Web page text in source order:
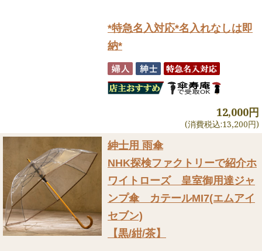
*特急名入対応*名入れなしは即
納*
12,000円
(消費税込:13,200円)
紳士用 雨傘
NHK探検ファクトリーで紹介ホ
ワイトローズ 皇室御用達ジャ
ンプ傘 カテールMI7(エムアイ
セブン)
【黒/紺/茶】